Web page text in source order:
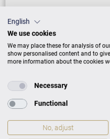
Santos Palisander mit
Messing
Makassar mit Messing
Messing
Amberholz mit Chrom
Santos Palisander mit
English
We use cookies
We may place these for analysis of
show personalised content and to
more information about the cookies
Necessary
Functional
No, adjust